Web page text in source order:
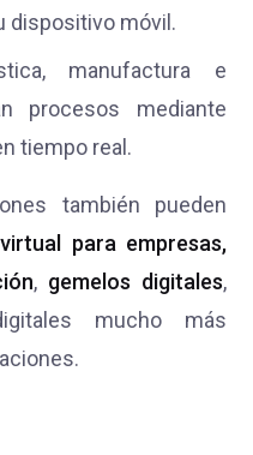
dispositivo móvil.
manufactura e
procesos mediante
tiempo real.
también pueden
para empresas,
, gemelos digitales,
mucho más